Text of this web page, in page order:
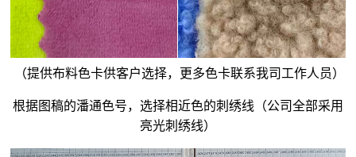
（提供布料色卡供客户选择，更多色卡联系我司工作人员）
根据图稿的潘通色号，选择相近色的刺绣线（公司全部采用
亮光刺绣线）